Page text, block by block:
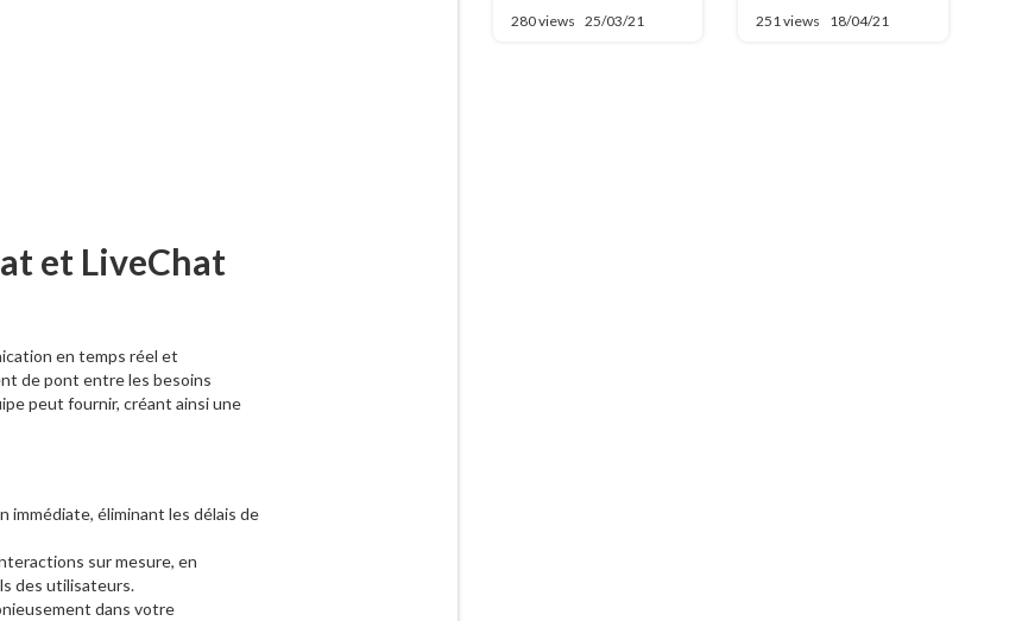
et LiveChat
en temps réel et
de pont entre les besoins
peut fournir, créant ainsi une
immédiate, éliminant les délais de
sur mesure, en
des utilisateurs.
dans votre
280 views 25/03/21 251 views 18/04/21